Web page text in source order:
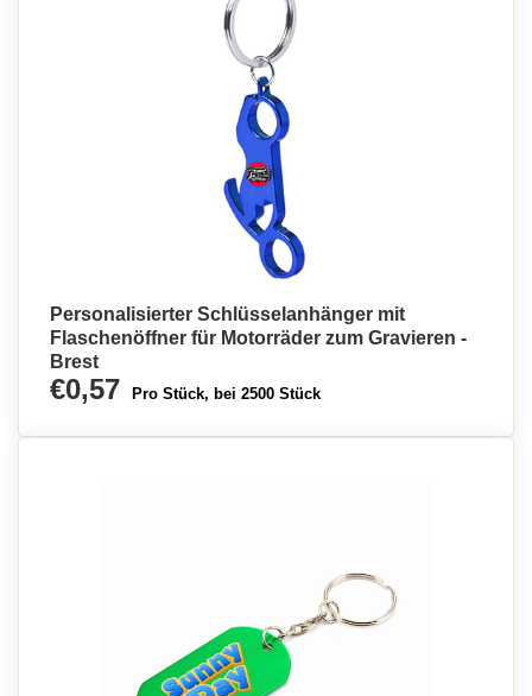
Personalisierter Schlüsselanhänger mit
Flaschenöffner für Motorräder zum Gravieren -
Brest
€0,57 Pro Stück, bei 2500 Stück